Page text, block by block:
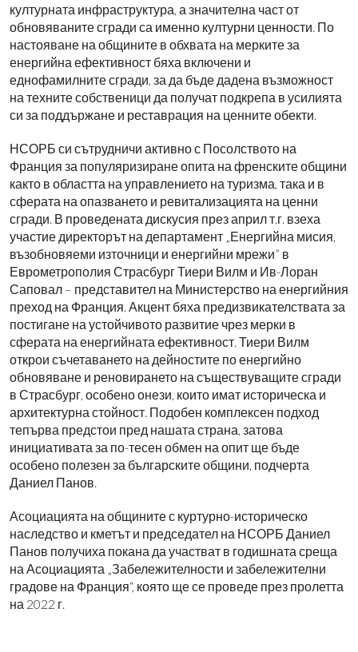
културната инфраструктура, а значителна част от
обновяваните сгради са именно културни ценности. По
настояване на общините в обхвата на мерките за
енергийна ефективност бяха включени и
еднофамилните сгради, за да бъде дадена възможност
на техните собственици да получат подкрепа в усилията
си за поддържане и реставрация на ценните обекти.
НСОРБ си сътрудничи активно с Посолството на
Франция за популяризиране опита на френските общини
както в областта на управлението на туризма, така и в
сферата на опазването и ревитализацията на ценни
сгради. В проведената дискусия през април т.г. взеха
участие директорът на департамент „Енергийна мисия,
възобновяеми източници и енергийни мрежи” в
Еврометрополия Страсбург Тиери Вилм и Ив-Лоран
Саповал – представител на Министерство на енергийния
преход на Франция. Акцент бяха предизвикателствата за
постигане на устойчивото развитие чрез мерки в
сферата на енергийната ефективност. Тиери Вилм
открои съчетаването на дейностите по енергийно
обновяване и реновирането на съществуващите сгради
в Страсбург, особено онези, които имат историческа и
архитектурна стойност. Подобен комплексен подход
тепърва предстои пред нашата страна, затова
инициативата за по-тесен обмен на опит ще бъде
особено полезен за българските общини, подчерта
Даниел Панов.
Асоциацията на общините с куртурно-историческо
наследство и кметът и председател на НСОРБ Даниел
Панов получиха покана да участват в годишната среща
на Асоциацията „Забележителности и забележителни
градове на Франция“, която ще се проведе през пролетта
на 2022 г.